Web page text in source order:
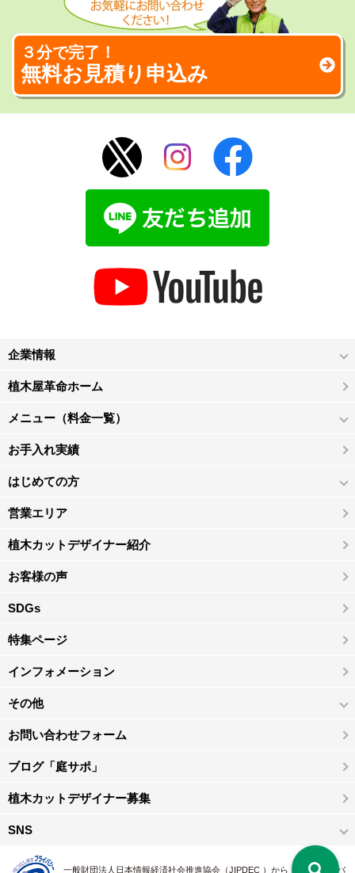
３分で完了！
無料お見積り申込み
企業情報
植木屋革命ホーム
メニュー（料金一覧）
お手入れ実績
はじめての方
営業エリア
植木カットデザイナー紹介
お客様の声
SDGs
特集ページ
インフォメーション
その他
お問い合わせフォーム
ブログ「庭サポ」
植木カットデザイナー募集
SNS
一般財団法人日本情報経済社会推進協会（JIPDEC ）から 、「 プライバ